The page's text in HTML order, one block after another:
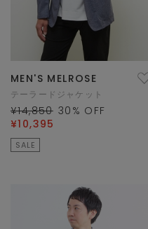
MEN'S MELROSE
テーラードジャケット
¥14,850 30 % OFF
¥10,395
SALE